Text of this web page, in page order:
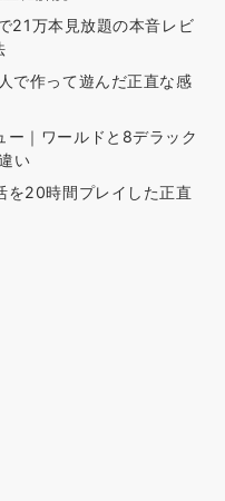
21万本見放題の本音レビ
で作って遊んだ正直な感
ー｜ワールドと8デラック
い
を20時間プレイした正直